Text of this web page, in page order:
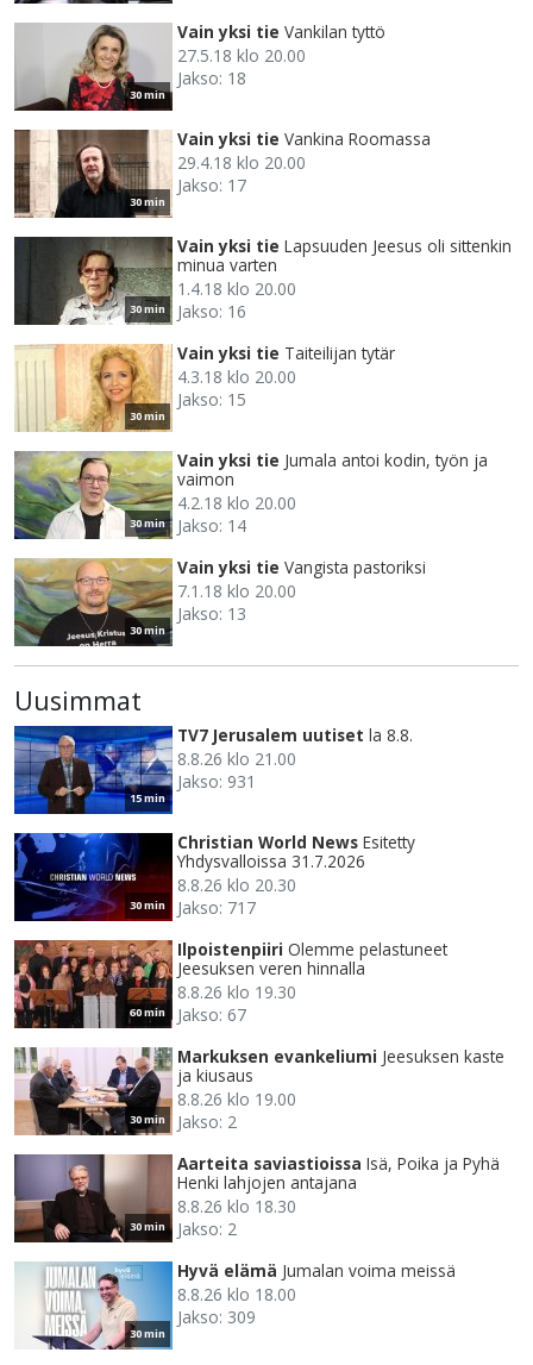
30 min
Vain yksi tie Vankilan tyttö
27.5.18 klo 20.00
Jakso: 18
30 min
Vain yksi tie Vankina Roomassa
29.4.18 klo 20.00
Jakso: 17
30 min
Vain yksi tie Lapsuuden Jeesus oli sittenkin
minua varten
1.4.18 klo 20.00
Jakso: 16
30 min
Vain yksi tie Taiteilijan tytär
4.3.18 klo 20.00
Jakso: 15
30 min
Vain yksi tie Jumala antoi kodin, työn ja
vaimon
4.2.18 klo 20.00
Jakso: 14
30 min
Vain yksi tie Vangista pastoriksi
7.1.18 klo 20.00
Jakso: 13
Uusimmat
15 min
TV7 Jerusalem uutiset la 8.8.
8.8.26 klo 21.00
Jakso: 931
30 min
Christian World News Esitetty
Yhdysvalloissa 31.7.2026
8.8.26 klo 20.30
Jakso: 717
60 min
Ilpoistenpiiri Olemme pelastuneet
Jeesuksen veren hinnalla
8.8.26 klo 19.30
Jakso: 67
30 min
Markuksen evankeliumi Jeesuksen kaste
ja kiusaus
8.8.26 klo 19.00
Jakso: 2
30 min
Aarteita saviastioissa Isä, Poika ja Pyhä
Henki lahjojen antajana
8.8.26 klo 18.30
Jakso: 2
30 min
Hyvä elämä Jumalan voima meissä
8.8.26 klo 18.00
Jakso: 309